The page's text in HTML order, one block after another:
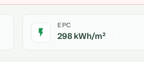
EPC
298 kWh/m²